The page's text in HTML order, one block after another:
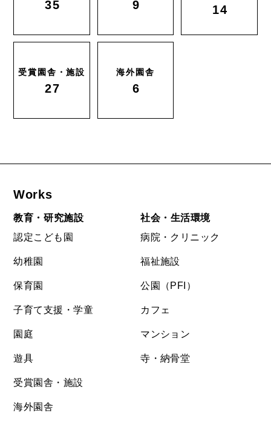
35 9 14
受賞園舎・施設
27
海外園舎
6
Works
教育・研究施設
認定こども園
幼稚園
保育園
子育て支援・学童
園庭
遊具
受賞園舎・施設
海外園舎
社会・生活環境
病院・クリニック
福祉施設
公園（PFI）
カフェ
マンション
寺・納骨堂